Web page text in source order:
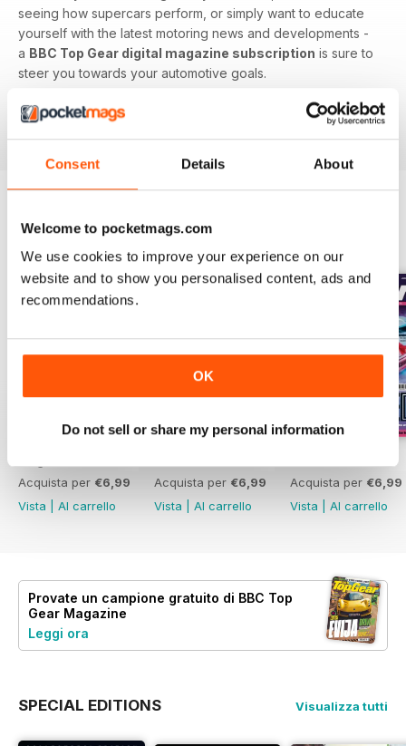
Consent Details About
Welcome to pocketmags.com
We use cookies to improve your experience on our
website and to show you personalised content, ads and
recommendations.
OK
Do not sell or share my personal information
seeing how supercars perform, or simply want to educate
yourself with the latest motoring news and developments -
a BBC Top Gear digital magazine subscription is sure to
steer you towards your automotive goals.
Keep up to speed with the motoring world. Download
EDIZIONI INDIETRO
Acquista per €6,99
Vista
Al carrello
Acquista per €6,99
Vista
Al carrello
Acquista per €6,99
Vista
Al carrello
Provate un campione gratuito di BBC Top
Gear Magazine
Leggi ora
SPECIAL EDITIONS Visualizza tutti